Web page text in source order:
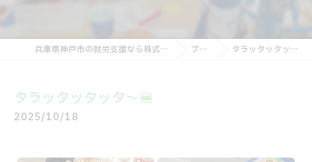
兵庫県神戸市の就労支援なら株式会社RUOLO ブログ タラッタッタッタ～🍔
タラッタッタッタ～🍔
2025/10/18